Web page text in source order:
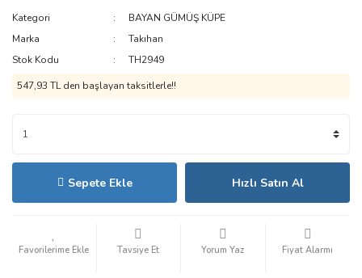
Kategori
BAYAN GÜMÜŞ KÜPE
Marka
Takıhan
Stok Kodu
TH2949
547,93 TL den başlayan taksitlerle!!
Sepete Ekle Hızlı Satın Al
Tavsiye Et Yorum Yaz Fiyat Alarmı